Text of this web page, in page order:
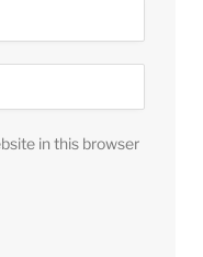
in this browser